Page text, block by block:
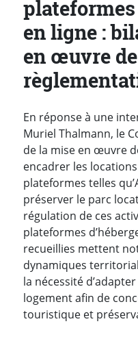
plateformes
en ligne :
en œuvre
En réponse à une
Muriel Thalmann, le
de la mise en œuvre
encadrer les
plateformes telles
préserver le parc
régulation de ces
plateformes
recueillies mettent
dynamiques
la nécessité
logement afin de
touristique et